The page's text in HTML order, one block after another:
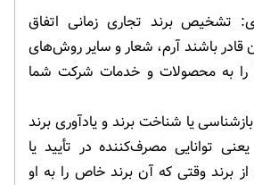
تشخیص برند تجاری زمانی اتفاق
قادر باشند آرم، شعار و سایر روش‌های
را به محصولات و خدمات شرکت شما
یا شناخت برند و یادآوری برند
توانایی مصرف‌کننده در تأیید یا
برند وقتی که آن برند خاص را به او